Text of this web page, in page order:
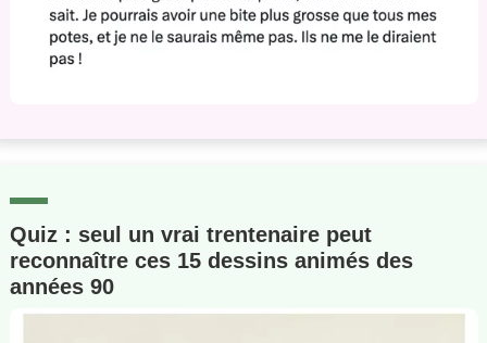
Quiz : seul un vrai trentenaire peut
reconnaître ces 15 dessins animés des
années 90